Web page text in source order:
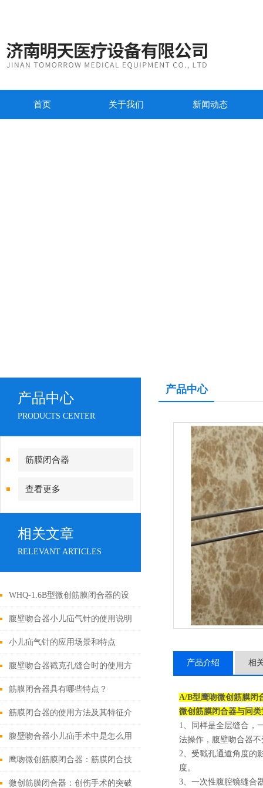
首页 关于我们 新闻动态
产品中心
PRODUCTS CENTER
筋膜闭合器
查看更多
相关文章
RELEVANT ARTICLES
WHQ-1.6B型微创筋膜闭合器的设
计原理与应用
腹壁吻合器小儿疝气针的使用说明
小儿疝气针的应用场景和特点
腹壁吻合器戳克孔缝合时的使用方
法
筋膜闭合器具有哪些特点？
筋膜闭合器的使用方法及其特征介
绍
腹壁吻合器小儿疝手术中是怎么用
的
鹰吻微创筋膜闭合器：筋膜闭合技
术大突破
微创筋膜闭合器：创伤手术的突破
产品中心
产品介绍 相
A/B型鹰吻微创筋膜闭
微创筋膜闭合器与同
1、同样是全层缝合，
法操作，腹壁吻合器
2、受戳孔通道角度的
度。
3、一次性腹腔镜缝合